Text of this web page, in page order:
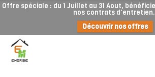
Offre spéciale : du 1 Juillet au 31 Aout,
nos contrats d'entretien.
Découvrir nos offres